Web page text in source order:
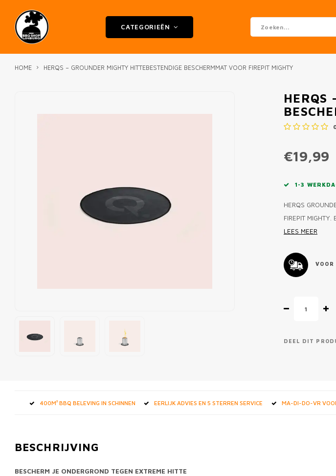
CATEGORIEËN
HOME HERQS – GROUNDER MIGHTY HITTEBESTENDIGE BESCHERMMAT VOOR FIREPIT MIGHTY
HERQS
€19,99
1-3
HERQS
FIREPIT MIGHTY.
LEES MEER
DEEL DIT
400M² BBQ BELEVING IN SCHINNEN EERLIJK ADVIES EN 5 STERREN SERVICE MA-DI-DO-VR
BESCHRIJVING
BESCHERM JE ONDERGROND TEGEN EXTREME HITTE